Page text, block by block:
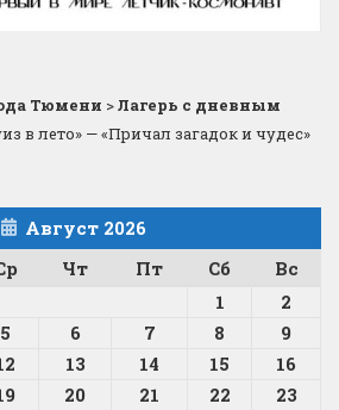
Тюмени >Лагерь с дневным
в лето» — «Причал загадок и чудес»
Август 2026
Чт Пт Сб
Вс
1
2
5 6 7 8
9
13 14 15
16
20 21 22
23